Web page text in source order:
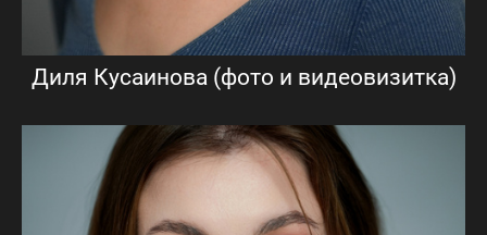
Диля Кусаинова (фото и видеовизитка)